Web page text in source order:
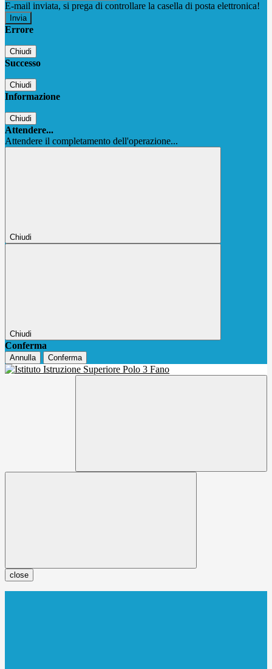
E-mail inviata, si prega di controllare la casella di posta elettronica!
Errore
Chiudi
Successo
Chiudi
Informazione
Chiudi
Attendere...
Attendere il completamento dell'operazione...
Chiudi
Chiudi
Conferma
Annulla Conferma
close